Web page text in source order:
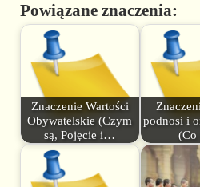
Powiązane znaczenia:
Znaczenie Wartości
Obywatelskie (Czym
są, Pojęcie i…
podnosi i